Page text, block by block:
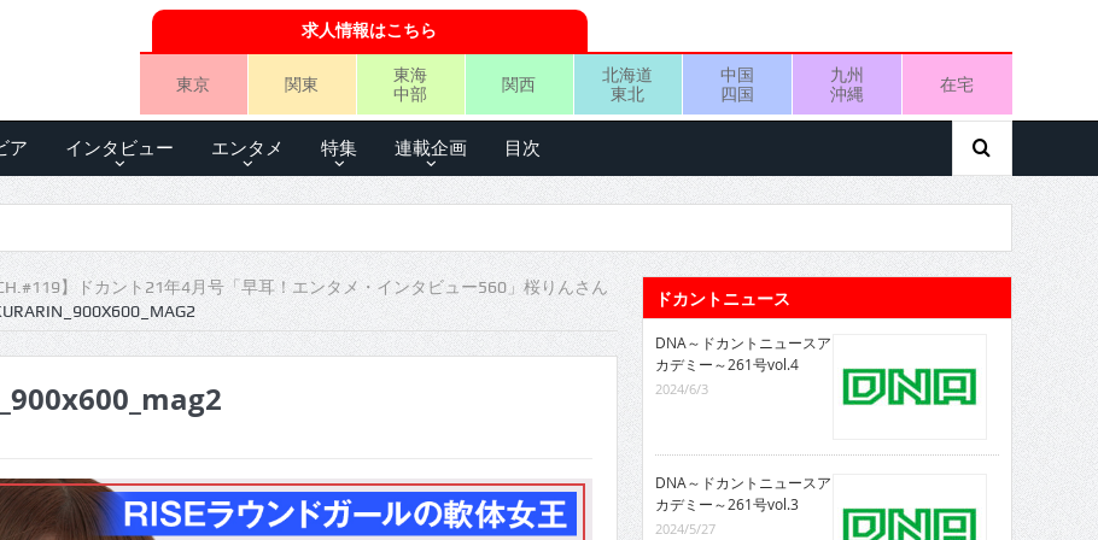
求人情報はこちら
東京 関東
東海
中部
関西
北海道
東北
中国
四国
九州
沖縄
在宅
ア インタビュー エンタメ 特集 連載企画 目次
】ドカント21年4月号「早耳！エンタメ・インタビュー560」桜りんさん
ドカントニュース
DNA～ドカントニュースア
カデミー～261号vol.4
2024/6/3
DNA～ドカントニュースア
カデミー～261号vol.3
2024/5/27